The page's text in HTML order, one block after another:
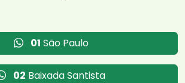
01 São Paulo
02 Baixada Santista